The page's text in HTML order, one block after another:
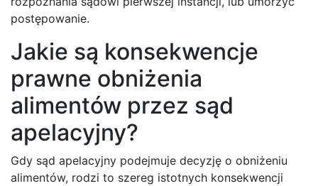
postępowanie.
Jakie są konsekwencje
prawne obniżenia
alimentów przez sąd
apelacyjny?
Gdy sąd apelacyjny podejmuje decyzję o obniżeniu
alimentów, rodzi to szereg istotnych konsekwencji